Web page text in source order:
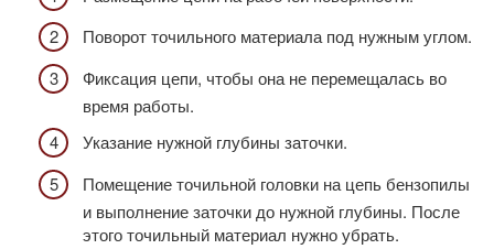
Поворот точильного материала под нужным углом.
Фиксация цепи, чтобы она не перемещалась во
время работы.
Указание нужной глубины заточки.
Помещение точильной головки на цепь бензопилы
и выполнение заточки до нужной глубины. После
этого точильный материал нужно убрать.